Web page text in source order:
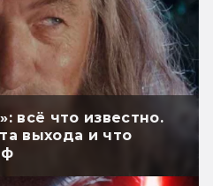
всё что известно.
выхода и что